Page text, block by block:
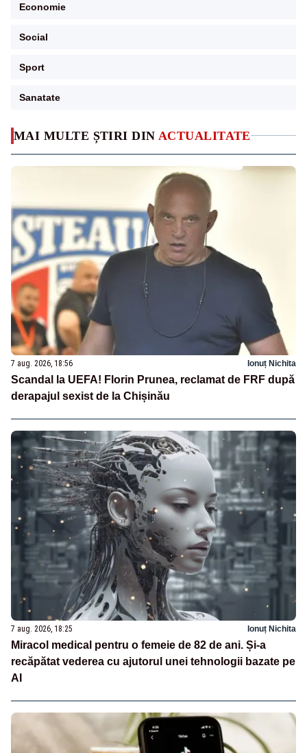
MAI MULTE ȘTIRI DIN ACTUALITATE
7 aug. 2026, 18:56 Ionuț Nichita
Scandal la UEFA! Florin Prunea, reclamat de FRF după
derapajul sexist de la Chișinău
7 aug. 2026, 18:25 Ionuț Nichita
Miracol medical pentru o femeie de 82 de ani. Și-a
recăpătat vederea cu ajutorul unei tehnologii bazate pe
AI
Economie
Social
Sport
Sanatate